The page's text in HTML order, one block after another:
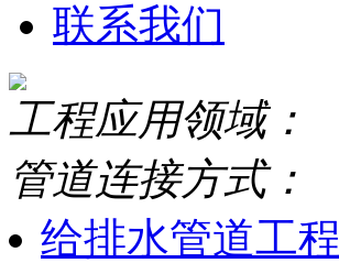
联系我们
工程应用领域：
管道连接方式：
给排水管道工程